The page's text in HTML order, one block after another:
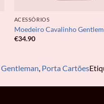
ACESSÓRIOS
Moedeiro Cavalinho
€34.90
Gentleman, Porta Cartões